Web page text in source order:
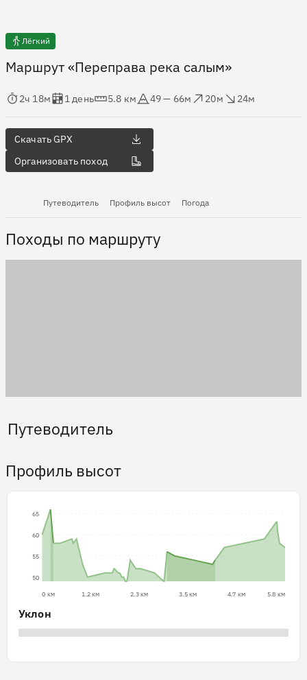
Лёгкий
Маршрут «Переправа река салым»
в пути
2ч 18м
Оценка в днях
1 день
Дистанция
5.8 км
Абсолютная высота
49 — 66м
Набор высоты
20м
Сброс высоты
24м
Скачать GPX
Организовать поход
Путеводитель Профиль высот Погода
Походы по маршруту
Путеводитель
Профиль высот
50
55
60
65
0 км 1.2 км 2.3 км 3.5 км 4.7 км 5.8 км
Уклон